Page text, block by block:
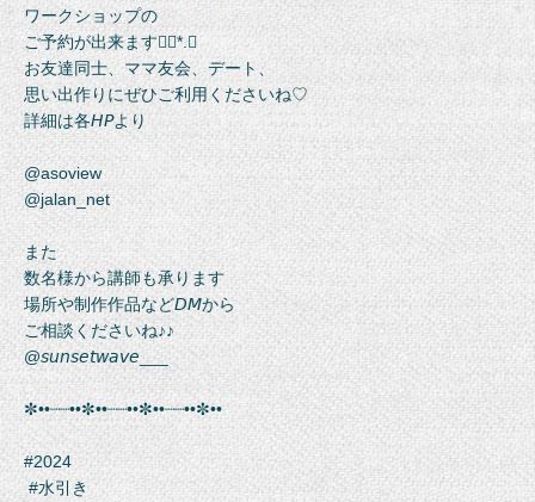
ワークショップの
ご予約が出来ます❁⃘*.ﾟ
お友達同士、ママ友会、デート、
思い出作りにぜひご利用くださいね♡
詳細は各𝘏𝘗より
@asoview
@jalan_net
また
数名様から講師も承ります
場所や制作作品など𝘋𝘔から
ご相談くださいね♪♪
@𝘴𝘶𝘯𝘴𝘦𝘵𝘸𝘢𝘷𝘦___
✼••┈┈••✼••┈┈••✼••┈┈••✼••
#2024
#水引き